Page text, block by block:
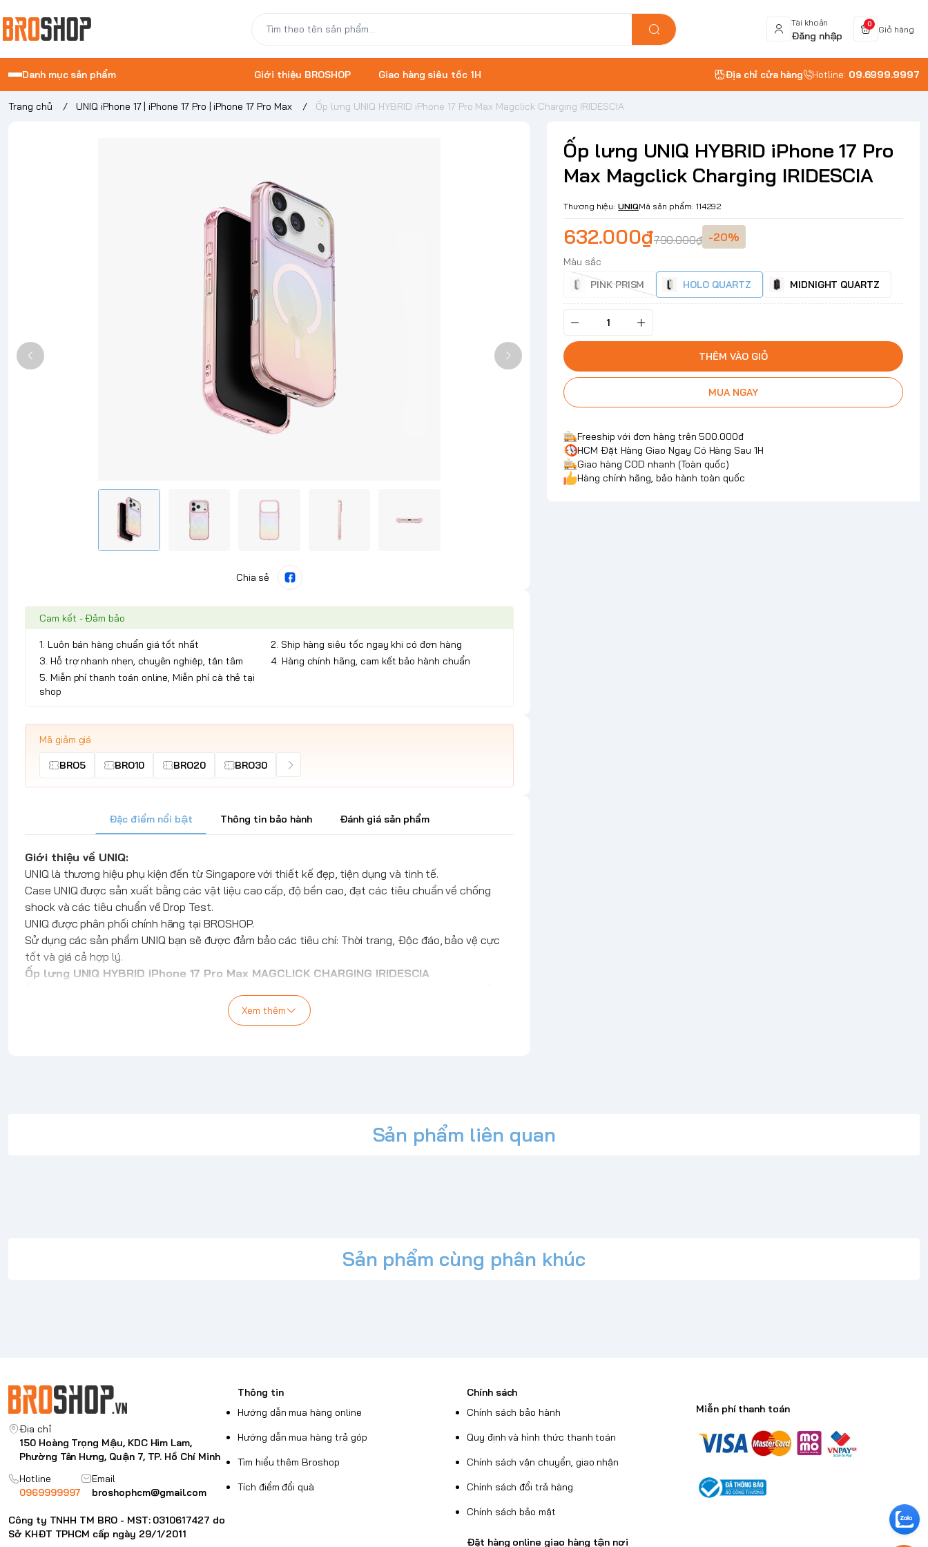
Tài khoản
Đăng nhập
0
Giỏ hàng
Danh mục sản phẩm Giới thiệu BROSHOP Giao hàng siêu tốc 1H Địa chỉ cửa hàng Hotline: 09.6999.9997
Trang chủ / UNIQ iPhone 17 | iPhone 17 Pro | iPhone 17 Pro Max / Ốp lưng UNIQ HYBRID iPhone 17 Pro Max Magclick Charging IRIDESCIA
Chia sẻ
Ốp lưng UNIQ HYBRID iPhone 17 Pro
Max Magclick Charging IRIDESCIA
Thương hiệu: UNIQMã sản phẩm: 114292
632.000₫790.000₫ -20%
Màu sắc
PINK PRISM
HOLO QUARTZ MIDNIGHT QUARTZ
THÊM VÀO GIỎ
MUA NGAY
Freeship với đơn hàng trên 500.000đ
HCM Đặt Hàng Giao Ngay Có Hàng Sau 1H
Giao hàng COD nhanh (Toàn quốc)
Hàng chính hãng, bảo hành toàn quốc
Cam kết - Đảm bảo
1. Luôn bán hàng chuẩn giá tốt nhất
2. Ship hàng siêu tốc ngay khi có đơn hàng
3. Hỗ trợ nhanh nhẹn, chuyên nghiệp, tận tâm
4. Hàng chính hãng, cam kết bảo hành chuẩn
5. Miễn phí thanh toán online, Miễn phí cà thẻ tại
shop
Mã giảm giá
BRO5 BRO10 BRO20 BRO30
Đặc điểm nổi bật Thông tin bảo hành Đánh giá sản phẩm
Giới thiệu về UNIQ:
UNIQ là thương hiệu phụ kiện đến từ Singapore với thiết kế đẹp, tiện dụng và tinh tế.
Case UNIQđược sản xuất bằng các vật liệu cao cấp, độ bền cao, đạt các tiêu chuẩn về chống
shock và các tiêu chuẩn về Drop Test.
UNIQ được phân phối chính hãng tại BROSHOP.
Sử dụng các sản phẩm UNIQ bạn sẽ được đảm bảo các tiêu chí: Thời trang, Độc đáo, bảo vệ cực
tốt và giá cả hợp lý.
Ốp lưng UNIQ HYBRID iPhone 17 Pro Max MAGCLICK CHARGING IRIDESCIA
Kết hợp độ bền và khả năng bảo vệ vượt trội với phong cách nổi bật, được thiết kế để nâng tầm
Xem thêm
Sản phẩm liên quan
Sản phẩm cùng phân khúc
Địa chỉ
150 Hoàng Trọng Mậu, KDC Him Lam,
Phường Tân Hưng, Quận 7, TP. Hồ Chí Minh
Hotline
0969999997
Email
broshophcm@gmail.com
Công ty TNHH TM BRO - MST: 0310617427 do
Sở KHĐT TPHCM cấp ngày 29/1/2011
Thông tin
Hướng dẫn mua hàng online
Hướng dẫn mua hàng trả góp
Tìm hiểu thêm Broshop
Tích điểm đổi quà
Chính sách
Chính sách bảo hành
Quy định và hình thức thanh toán
Chính sách vận chuyển, giao nhận
Chính sách đổi trả hàng
Chính sách bảo mật
Đặt hàng online giao hàng tận nơi
Miễn phí thanh toán